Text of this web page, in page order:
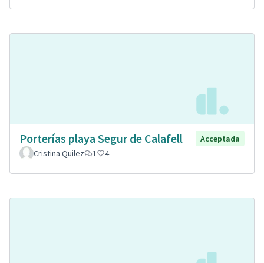
Porterías playa Segur de Calafell
Acceptada
Cristina Quilez
1 4